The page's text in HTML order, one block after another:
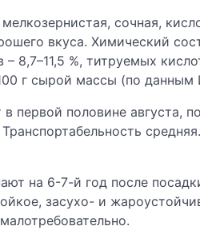
сочная,
вкуса. Химический
8,7–11,5 %, титруемых
г сырой массы (по
первой половине августа,
на 6-7-й год после
засухо- и